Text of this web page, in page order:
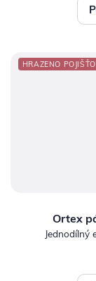
HRAZENO
Ortex
Jednodílný